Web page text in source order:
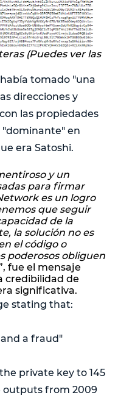
(Puedes ver las
tomado "una
direcciones y
las propiedades
en
era Satoshi.
y un
para firmar
es un logro
que seguir
de la
la solución no es
el código o
poderosos obliguen
fue el mensaje
credibilidad de
significativa.
stating that:
a fraud"
private key to 145
outputs from 2009